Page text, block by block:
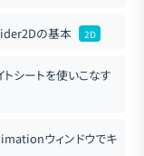
の基本 2D
シートを使いこなす
ウィンドウでキ